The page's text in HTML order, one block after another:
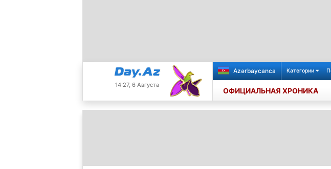
14:27, 6 Августа
Azərbaycanca Категории
ОФИЦИАЛЬНАЯ ХРОНИКА